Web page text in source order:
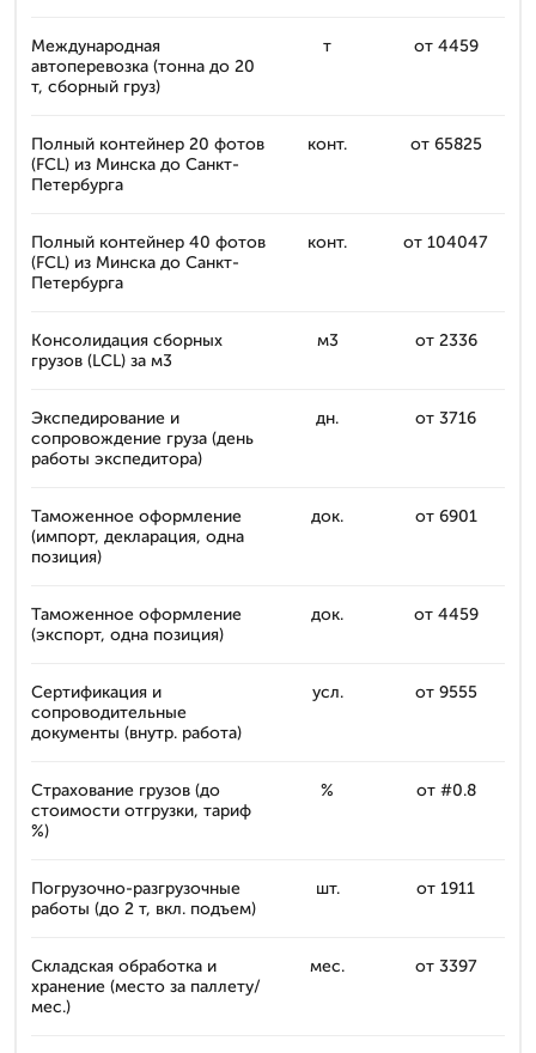
Международная
автоперевозка (тонна до 20
т, сборный груз)
т от 4459
Полный контейнер 20 фотов
(FCL) из Минска до Санкт-
Петербурга
конт. от 65825
Полный контейнер 40 фотов
(FCL) из Минска до Санкт-
Петербурга
конт. от 104047
Консолидация сборных
грузов (LCL) за м3
м3 от 2336
Экспедирование и
сопровождение груза (день
работы экспедитора)
дн. от 3716
Таможенное оформление
(импорт, декларация, одна
позиция)
док. от 6901
Таможенное оформление
(экспорт, одна позиция)
док. от 4459
Сертификация и
сопроводительные
документы (внутр. работа)
усл. от 9555
Страхование грузов (до
стоимости отгрузки, тариф
%)
% от #0.8
Погрузочно-разгрузочные
работы (до 2 т, вкл. подъем)
шт. от 1911
Складская обработка и
хранение (место за паллету/
мес.)
мес. от 3397